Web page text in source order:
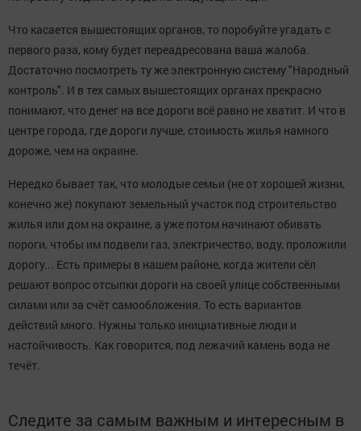
Что касается вышестоящих органов, то поробуйте угадать с
первого раза, кому будет переадресована ваша жалоба.
Достаточно посмотреть ту же электронную систему "Народный
контроль". И в тех самых вышестоящих органах прекрасно
понимают, что денег на все дороги всё равно не хватит. И что в
центре города, где дороги лучше, стоимость жилья намного
дороже, чем на окраине.
Нередко бывает так, что молодые семьи (не от хорошей жизни,
конечно же) покупают земельный участок под строительство
жилья или дом на окраине, а уже потом начинают обивать
пороги, чтобы им подвели газ, электричество, воду, проложили
дорогу... Есть примеры в нашем районе, когда жители сёл
решают вопрос отсыпки дороги на своей улице собственными
силами или за счёт самообложения. То есть вариантов
действий много. Нужны только инициативные люди и
настойчивость. Как говорится, под лежачий камень вода не
течёт.
Следите за самым важным и интересным в